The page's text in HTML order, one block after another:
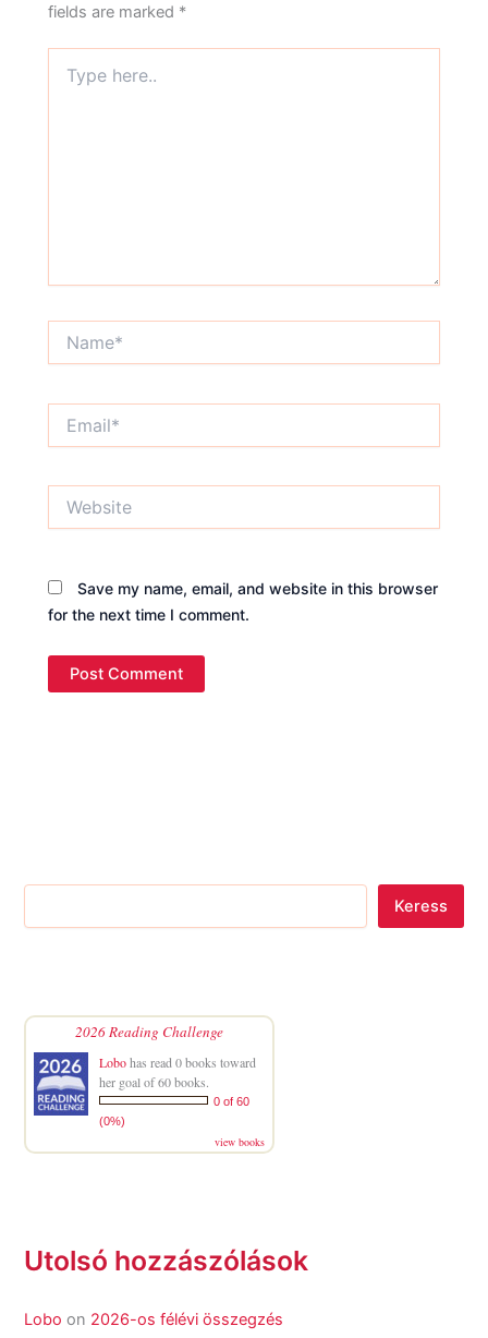
fields are marked *
here..
Save my name, email, and website in this browser
for the next time I comment.
Keress
2026 Reading Challenge
Lobohas read 0 books toward
her goal of 60 books.
0 of 60
(0%)
view books
Utolsó hozzászólások
Lobo on 2026-os félévi összegzés